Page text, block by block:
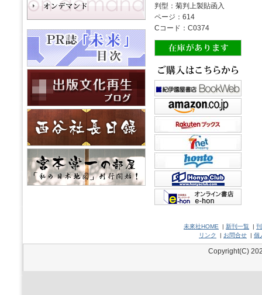
判型：菊判上製貼函入
ページ：614
Cコード：C0374
未來社HOME 新刊一覧
リンク
お問合せ 個
Copyright(C)